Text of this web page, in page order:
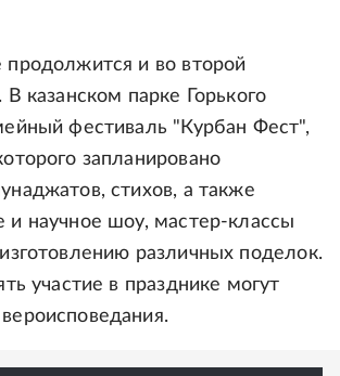
продолжится и во второй
казанском парке Горького
фестиваль "Курбан Фест",
запланировано
стихов, а также
и научное шоу, мастер-классы
различных поделок.
участие в празднике могут